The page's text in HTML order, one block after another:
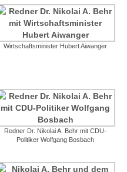
Wirtschaftsminister Hubert Aiwanger
Redner Dr. Nikolai A. Behr mit CDU-
Politiker Wolfgang Bosbach